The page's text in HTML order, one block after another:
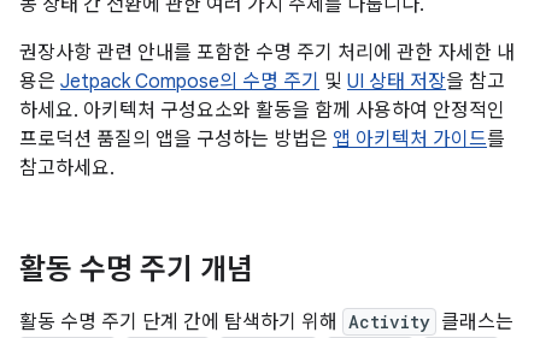
동 상태 간 전환에 관한 여러 가지 주제를 다룹니다.
권장사항 관련 안내를 포함한 수명 주기 처리에 관한 자세한 내
용은 Jetpack Compose의 수명 주기 및 UI 상태 저장을 참고
하세요. 아키텍처 구성요소와 활동을 함께 사용하여 안정적인
프로덕션 품질의 앱을 구성하는 방법은 앱 아키텍처 가이드를
참고하세요.
활동 수명 주기 개념
활동 수명 주기 단계 간에 탐색하기 위해 Activity 클래스는